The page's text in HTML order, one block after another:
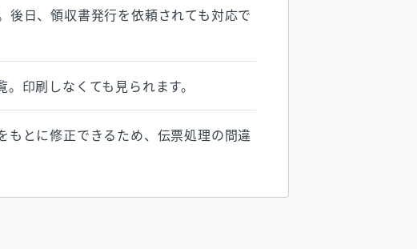
後日、領収書発行を依頼されても対応で
印刷しなくても見られます。
もとに修正できるため、伝票処理の間違